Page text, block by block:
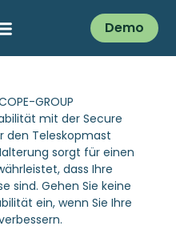
Demo
GROUP
mit der Secure
den Teleskopmast
sorgt für einen
dass Ihre
sind. Gehen Sie keine
ein, wenn Sie Ihre